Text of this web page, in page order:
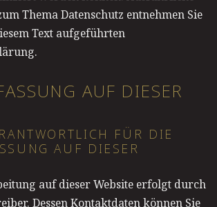
Thema Datenschutz entnehmen Sie
Text aufgeführten
AUF DIESER
FÜR DIE
AUF DIESER
auf dieser Website erfolgt durch
Dessen Kontaktdaten können Sie